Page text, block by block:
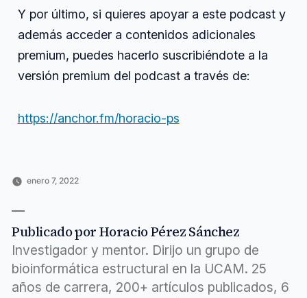
Y por último, si quieres apoyar a este podcast y
además acceder a contenidos adicionales
premium, puedes hacerlo suscribiéndote a la
versión premium del podcast a través de:
https://anchor.fm/horacio-ps
enero 7, 2022
cuento,
incrementar,
llegar
mejorar,
posts
Publicado por Horacio Pérez Sánchez
Investigador y mentor. Dirijo un grupo de
bioinformática estructural en la UCAM. 25
años de carrera, 200+ artículos publicados, 6